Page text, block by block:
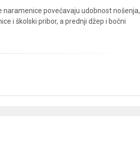
povećavaju udobnost nošenja,
i školski pribor, a prednji džep i bočni